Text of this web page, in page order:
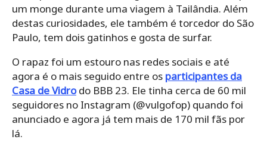
um monge durante uma viagem à Tailândia. Além
destas curiosidades, ele também é torcedor do São
Paulo, tem dois gatinhos e gosta de surfar.
O rapaz foi um estouro nas redes sociais e até
agora é o mais seguido entre os participantes da
Casa de Vidrodo BBB 23. Ele tinha cerca de 60 mil
seguidores no Instagram (@vulgofop) quando foi
anunciado e agora já tem mais de 170 mil fãs por
lá.